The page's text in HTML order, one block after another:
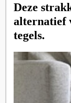
Deze
alternatief
tegels.